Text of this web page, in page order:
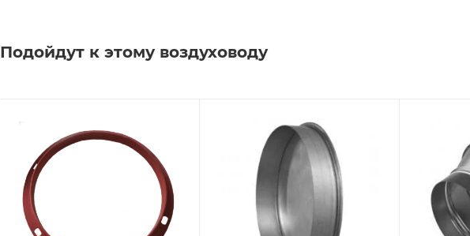
Подойдут к этому воздуховоду